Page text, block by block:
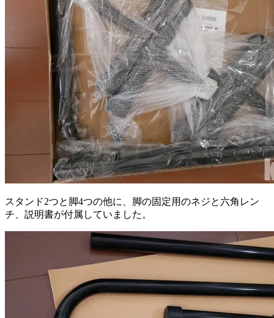
スタンド2つと脚4つの他に、脚の固定用のネジと六角レン
チ、説明書が付属していました。